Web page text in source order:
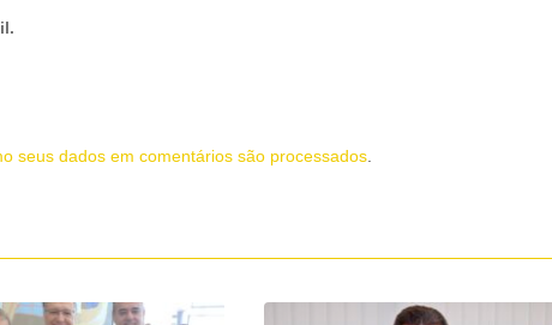
seus dados em comentários são processados